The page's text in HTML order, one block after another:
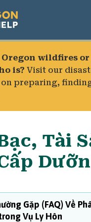
Oregon wildfires
is? Visit our
preparing,
Tài
Gặp (FAQ) Về
Vụ Ly Hôn